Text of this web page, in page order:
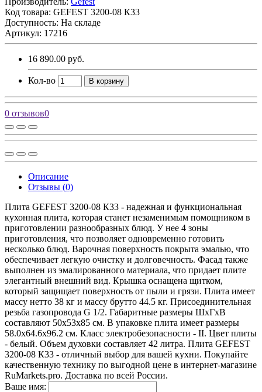
Код товара: GEFEST 3200-08 К33
Доступность: На складе
Артикул: 17216
16 890.00 руб.
Кол-во В корзину
0 отзывов0
Описание
Отзывы (0)
Плита GEFEST 3200-08 К33 - надежная и функциональная
кухонная плита, которая станет незаменимым помощником в
приготовлении разнообразных блюд. У нее 4 зоны
приготовления, что позволяет одновременно готовить
несколько блюд. Варочная поверхность покрыта эмалью, что
обеспечивает легкую очистку и долговечность. Фасад также
выполнен из эмалированного материала, что придает плите
элегантный внешний вид. Крышка оснащена щитком,
который защищает поверхность от пыли и грязи. Плита имеет
массу нетто 38 кг и массу брутто 44.5 кг. Присоединительная
резьба газопровода G 1/2. Габаритные размеры ШхГхВ
составляют 50x53x85 см. В упаковке плита имеет размеры
58.0x64.6x96.2 см. Класс электробезопасности - II. Цвет плиты
- белый. Объем духовки составляет 42 литра. Плита GEFEST
3200-08 К33 - отличный выбор для вашей кухни. Покупайте
качественную технику по выгодной цене в интернет-магазине
RuMarkets.pro. Доставка по всей России.
Ваше имя: